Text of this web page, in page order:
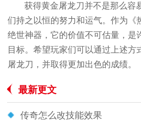
获得黄金屠龙刀并不是那么容
们持之以恒的努力和运气。作为《
绝世神器，它的价值不可估量，是
目标。希望玩家们可以通过上述方
屠龙刀，并取得更加出色的成绩。
最新更文
传奇怎么改技能效果